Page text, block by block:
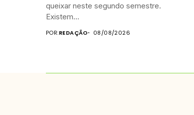
queixar neste segundo semestre.
Existem...
POR:REDAÇÃO 08/08/2026